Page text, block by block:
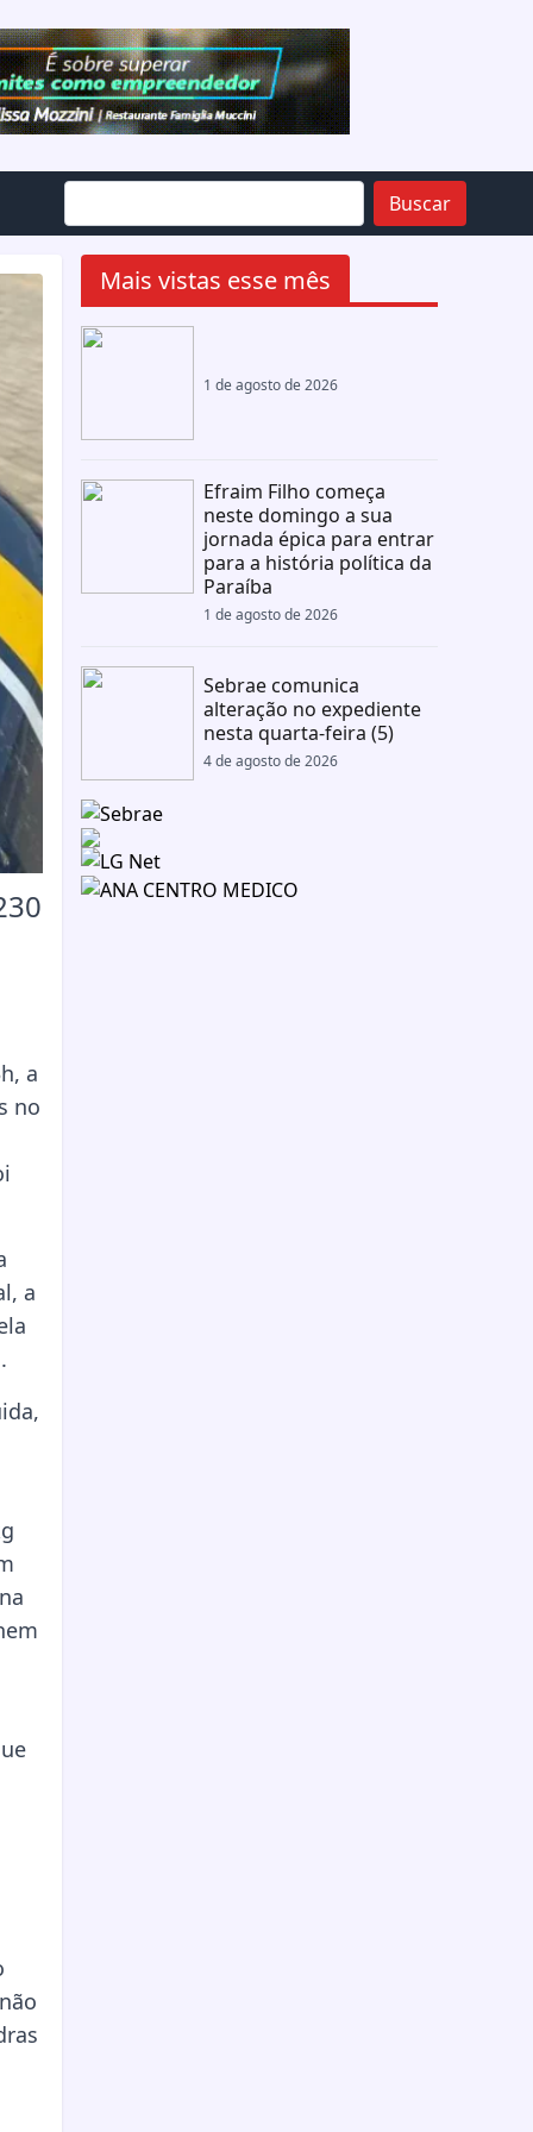
Buscar
a
no
a
Mais vistas esse mês
1 de agosto de 2026
Efraim Filho começa
neste domingo a sua
jornada épica para entrar
para a história política da
Paraíba
1 de agosto de 2026
Sebrae comunica
alteração no expediente
nesta quarta-feira (5)
4 de agosto de 2026